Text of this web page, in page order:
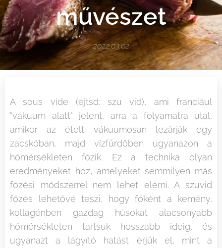
művészet
2022.03.02
A sous vide (ejtsd: szu vid), ami franciául
"vákuum alatt" jelent, arra a folyamatra utal,
amikor az ételt vákuumosan lezárják egy
zacskóban, majd vízfürdőben ugyanazon a
hőmérsékleten főzik. Ez a technika olyan
eredményeket hoz, amelyeket semmilyen más
főzési módszerrel nem lehet elérni. A szuvid
főzés lehetővé teszi, hogy főként a kemény,
kollagénben gazdag húsokat alacsonyabb
hőmérsékleten tartsuk hosszabb ideig, és
ugyanazt a lágyító hatást érjük el, mint a